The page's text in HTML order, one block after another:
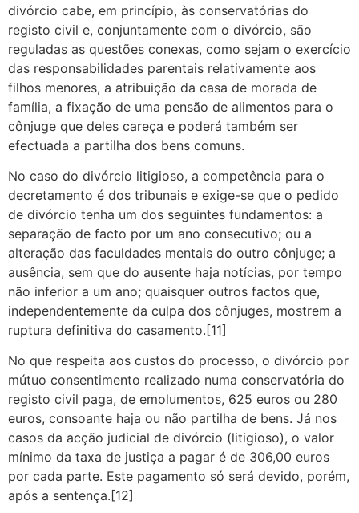
divórcio cabe, em princípio, às conservatórias do
registo civil e, conjuntamente com o divórcio, são
reguladas as questões conexas, como sejam o exercício
das responsabilidades parentais relativamente aos
filhos menores, a atribuição da casa de morada de
família, a fixação de uma pensão de alimentos para o
cônjuge que deles careça e poderá também ser
efectuada a partilha dos bens comuns.
No caso do divórcio litigioso, a competência para o
decretamento é dos tribunais e exige-se que o pedido
de divórcio tenha um dos seguintes fundamentos: a
separação de facto por um ano consecutivo; ou a
alteração das faculdades mentais do outro cônjuge; a
ausência, sem que do ausente haja notícias, por tempo
não inferior a um ano; quaisquer outros factos que,
independentemente da culpa dos cônjuges, mostrem a
ruptura definitiva do casamento.[11]
No que respeita aos custos do processo, o divórcio por
mútuo consentimento realizado numa conservatória do
registo civil paga, de emolumentos, 625 euros ou 280
euros, consoante haja ou não partilha de bens. Já nos
casos da acção judicial de divórcio (litigioso), o valor
mínimo da taxa de justiça a pagar é de 306,00 euros
por cada parte. Este pagamento só será devido, porém,
após a sentença.[12]